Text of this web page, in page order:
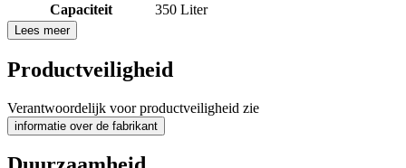
Capaciteit
350 Liter
Lees meer
Productveiligheid
Verantwoordelijk voor productveiligheid zie
informatie over de fabrikant